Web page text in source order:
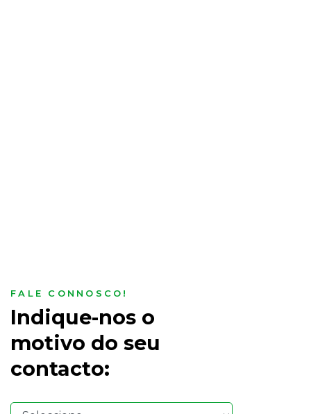
FALE CONNOSCO!
Indique-nos o
motivo do seu
contacto: